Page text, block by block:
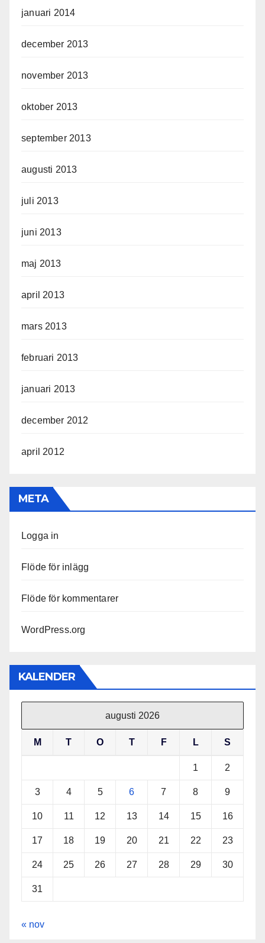
januari 2014
december 2013
november 2013
oktober 2013
september 2013
augusti 2013
juli 2013
juni 2013
maj 2013
april 2013
mars 2013
februari 2013
januari 2013
december 2012
april 2012
META
Logga in
Flöde för inlägg
Flöde för kommentarer
WordPress.org
KALENDER
augusti 2026
M T O T F L S
1 2
3 4 5 6 7 8 9
10 11 12 13 14 15 16
17 18 19 20 21 22 23
24 25 26 27 28 29 30
31
« nov